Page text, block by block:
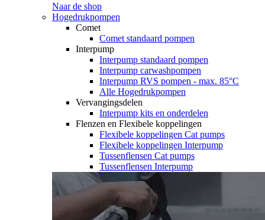
Naar de shop
Hogedrukpompen
Comet
Comet standaard pompen
Interpump
Interpump standaard pompen
Interpump carwashpompen
Interpump RVS pompen - max. 85°C
Alle Hogedrukpompen
Vervangingsdelen
Interpump kits en onderdelen
Flenzen en Flexibele koppelingen
Flexibele koppelingen Cat pumps
Flexibele koppelingen Interpump
Tussenflensen Cat pumps
Tussenflensen Interpump